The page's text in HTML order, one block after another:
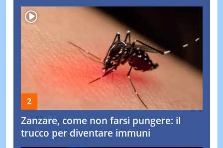
Zanzare, come non farsi pungere: il
trucco per diventare immuni